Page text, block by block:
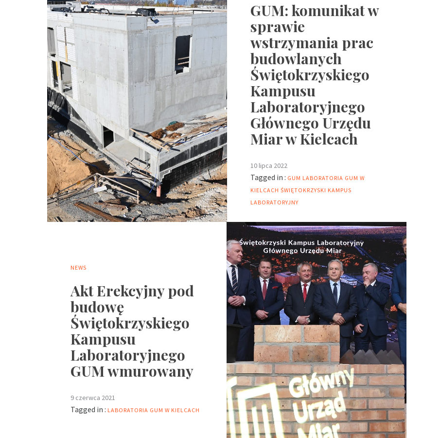
GUM: komunikat w
sprawie
wstrzymania prac
budowlanych
Świętokrzyskiego
Kampusu
Laboratoryjnego
Głównego Urzędu
Miar w Kielcach
10 lipca 2022
Tagged in : GUM LABORATORIA GUM W
KIELCACH ŚWIĘTOKRZYSKI KAMPUS
LABORATORYJNY
NEWS
Akt Erekcyjny pod
budowę
Świętokrzyskiego
Kampusu
Laboratoryjnego
GUM wmurowany
9 czerwca 2021
Tagged in : LABORATORIA GUM W KIELCACH